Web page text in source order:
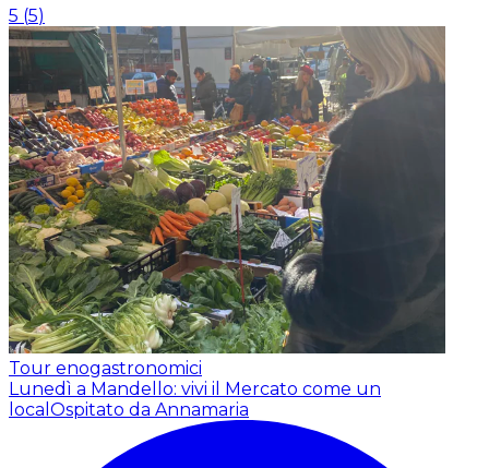
5 (5)
Tour enogastronomici
Lunedì a Mandello: vivi il Mercato come un
local Ospitato da Annamaria